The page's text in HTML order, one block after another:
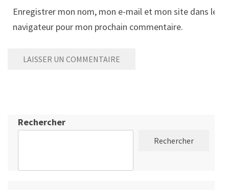
Enregistrer mon nom, mon e-mail et mon site dans le
navigateur pour mon prochain commentaire.
Rechercher
Rechercher